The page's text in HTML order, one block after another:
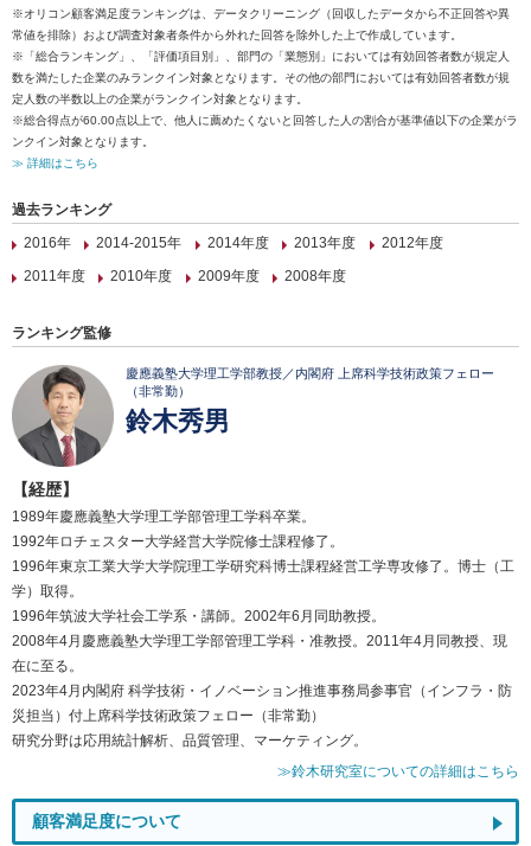
※オリコン顧客満足度ランキングは、データクリーニング（回収したデータから不正回答や異
常値を排除）および調査対象者条件から外れた回答を除外した上で作成しています。
※「総合ランキング」、「評価項目別」、部門の「業態別」においては有効回答者数が規定人
数を満たした企業のみランクイン対象となります。その他の部門においては有効回答者数が規
定人数の半数以上の企業がランクイン対象となります。
※総合得点が60.00点以上で、他人に薦めたくないと回答した人の割合が基準値以下の企業がラ
ンクイン対象となります。
≫ 詳細はこちら
過去ランキング
2016年
2014-2015年 2014年度 2013年度
2012年度
2011年度
2010年度 2009年度 2008年度
ランキング監修
慶應義塾大学理工学部教授／内閣府 上席科学技術政策フェロー
（非常勤）
鈴木秀男
【経歴】
1989年慶應義塾大学理工学部管理工学科卒業。
1992年ロチェスター大学経営大学院修士課程修了。
1996年東京工業大学大学院理工学研究科博士課程経営工学専攻修了。博士（工
学）取得。
1996年筑波大学社会工学系・講師。2002年6月同助教授。
2008年4月慶應義塾大学理工学部管理工学科・准教授。2011年4月同教授、現
在に至る。
2023年4月内閣府 科学技術・イノベーション推進事務局参事官（インフラ・防
災担当）付上席科学技術政策フェロー（非常勤）
研究分野は応用統計解析、品質管理、マーケティング。
≫鈴木研究室についての詳細はこちら
顧客満足度について